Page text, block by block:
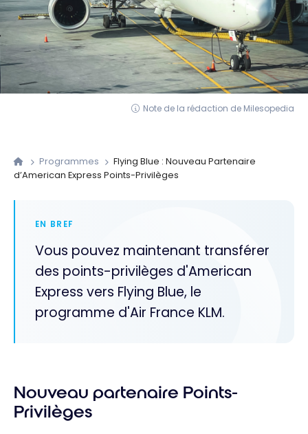
Note de la rédaction de Milesopedia
Programmes
Flying Blue : Nouveau Partenaire
d’American Express Points-Privilèges
EN BREF
Vous pouvez maintenant transférer
des points-privilèges d'American
Express vers Flying Blue, le
programme d'Air France KLM.
Nouveau partenaire Points-
Privilèges